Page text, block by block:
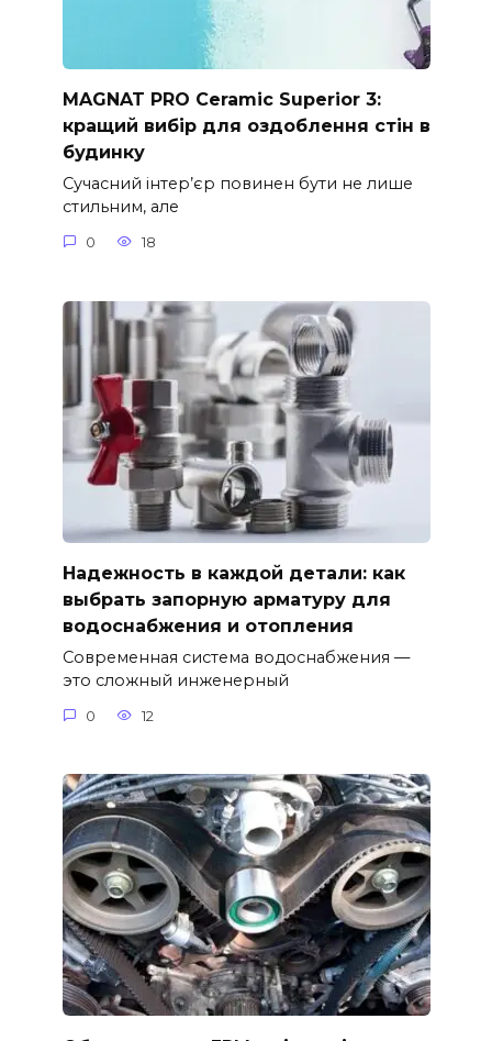
MAGNAT PRO Ceramic Superior 3:
кращий вибір для оздоблення стін в
будинку
Сучасний інтер’єр повинен бути не лише
стильним, але
0 18
Надежность в каждой детали: как
выбрать запорную арматуру для
водоснабжения и отопления
Современная система водоснабжения —
это сложный инженерный
0 12